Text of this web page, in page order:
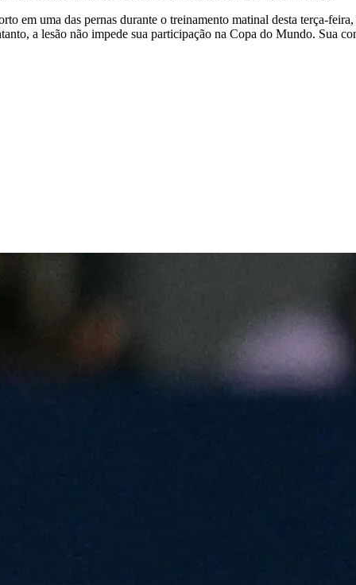
em uma das pernas durante o treinamento matinal desta terça-
a lesão não impede sua participação na Copa do Mundo. Sua